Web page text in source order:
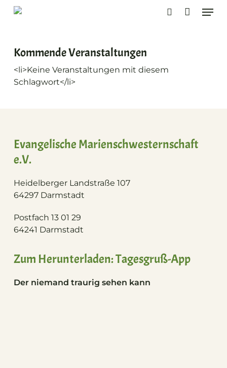
Skip
Kommende Veranstaltungen
<li>Keine Veranstaltungen mit diesem
Schlagwort</li>
Evangelische Marienschwesternschaft
e.V.
Heidelberger Landstraße 107
64297 Darmstadt
Postfach 13 01 29
64241 Darmstadt
Zum Herunterladen: Tagesgruß-App
Der niemand traurig sehen kann